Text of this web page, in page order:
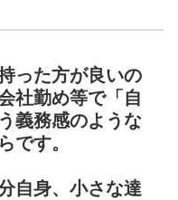
った方が良いの
社勤め等で「自
義務感のような
です。
自身、小さな達